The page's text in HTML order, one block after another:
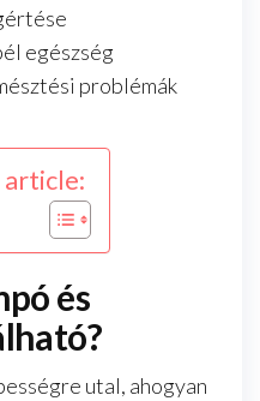
egészség
problémák
article:
és
utal, ahogyan